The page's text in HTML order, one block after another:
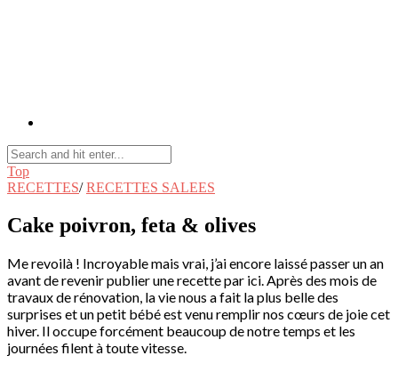
Top
RECETTES/ RECETTES SALEES
Cake poivron, feta & olives
Me revoilà ! Incroyable mais vrai, j’ai encore laissé passer un an
avant de revenir publier une recette par ici. Après des mois de
travaux de rénovation, la vie nous a fait la plus belle des
surprises et un petit bébé est venu remplir nos cœurs de joie cet
hiver. Il occupe forcément beaucoup de notre temps et les
journées filent à toute vitesse.